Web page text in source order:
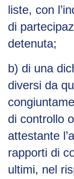
liste, con
di
detenuta;
b) di una
diversi da
di controllo
attestante
rapporti di
ultimi, nel